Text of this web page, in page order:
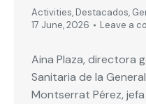
Activities, Destacados,
17 June, 2026
Leave a
Aina Plaza, directora
Sanitaria de la
Montserrat Pérez,